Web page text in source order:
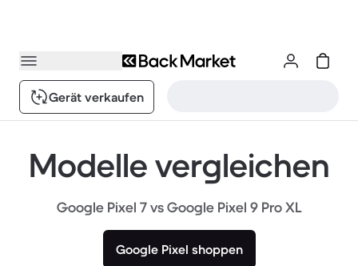
Gerät verkaufen
Modelle vergleichen
Google Pixel 7 vs Google Pixel 9 Pro XL
Google Pixel shoppen